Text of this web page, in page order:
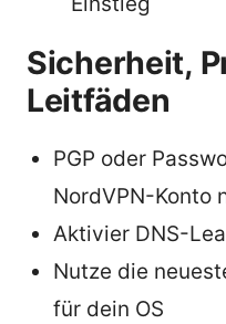
Sicherheit,
Leitfäden
PGP oder
NordVPN-Konto
Aktivier DNS-
Nutze die
für dein OS